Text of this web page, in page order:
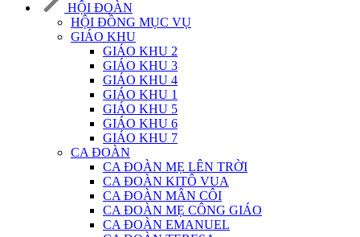
HỘI ĐOÀN
HỘI ĐỒNG MỤC VỤ
GIÁO KHU
GIÁO KHU 2
GIÁO KHU 3
GIÁO KHU 4
GIÁO KHU 1
GIÁO KHU 5
GIÁO KHU 6
GIÁO KHU 7
CA ĐOÀN
CA ĐOÀN MẸ LÊN TRỜI
CA ĐOÀN KITÔ VUA
CA ĐOÀN MÂN CÔI
CA ĐOÀN MẸ CÔNG GIÁO
CA ĐOÀN EMANUEL